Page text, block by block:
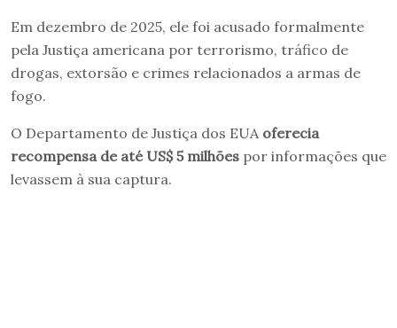
Em dezembro de 2025, ele foi acusado formalmente
pela Justiça americana por terrorismo, tráfico de
drogas, extorsão e crimes relacionados a armas de
fogo.
O Departamento de Justiça dos EUA oferecia
recompensa de até US$ 5 milhões por informações que
levassem à sua captura.